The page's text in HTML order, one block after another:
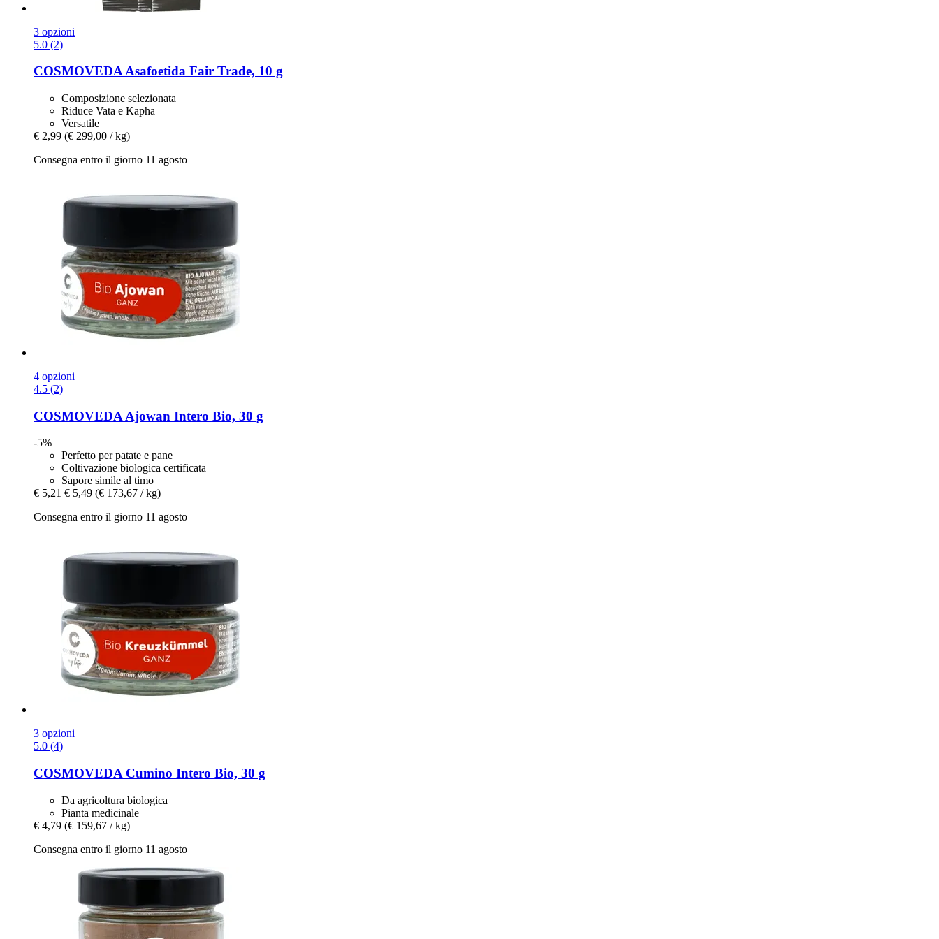
3 opzioni
5.0 (2)
COSMOVEDAAsafoetida Fair Trade, 10 g
Composizione selezionata
Riduce Vata e Kapha
Versatile
€ 2,99 (€ 299,00 / kg)
Consegna entro il giorno 11 agosto
4 opzioni
4.5 (2)
COSMOVEDA Ajowan Intero Bio, 30 g
-5%
Perfetto per patate e pane
Coltivazione biologica certificata
Sapore simile al timo
€ 5,21 € 5,49 (€ 173,67 / kg)
Consegna entro il giorno 11 agosto
3 opzioni
5.0 (4)
COSMOVEDA Cumino Intero Bio, 30 g
Da agricoltura biologica
Pianta medicinale
€ 4,79 (€ 159,67 / kg)
Consegna entro il giorno 11 agosto